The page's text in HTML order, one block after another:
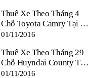
Thuê Xe Theo Tháng 4
Chỗ Toyota Camry Tại Đà
Nẵng
01/11/2016
Thuê Xe Theo Tháng 29
Chỗ Huyndai County Tại
Đà Nẵng
01/11/2016